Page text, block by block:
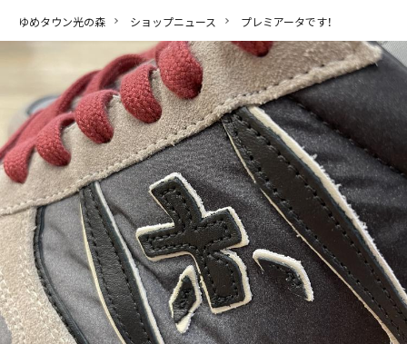
ゆめタウン光の森 ショップニュース プレミアータです！